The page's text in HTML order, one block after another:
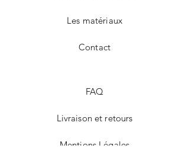
Les matériaux
Contact
FAQ
Livraison et retours
Mentions Légales